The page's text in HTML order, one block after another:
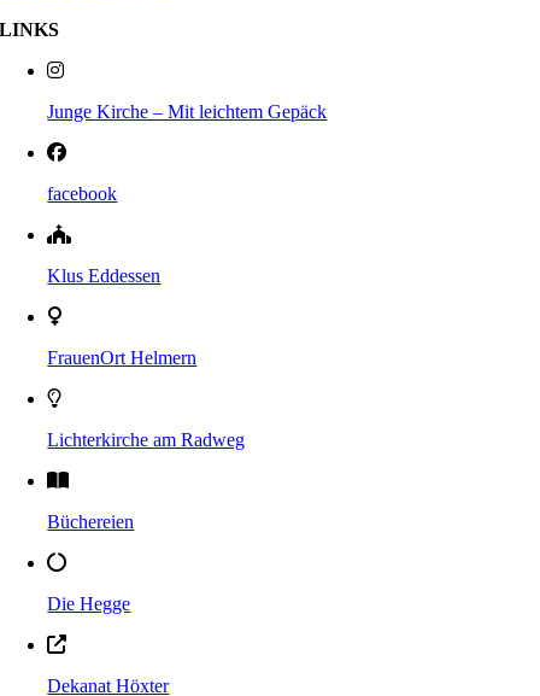
LINKS
Junge Kirche – Mit leichtem Gepäck
facebook
Klus Eddessen
FrauenOrt Helmern
Lichterkirche am Radweg
Büchereien
Die Hegge
Dekanat Höxter